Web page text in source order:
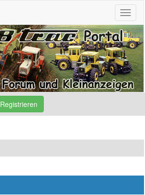
Registrieren